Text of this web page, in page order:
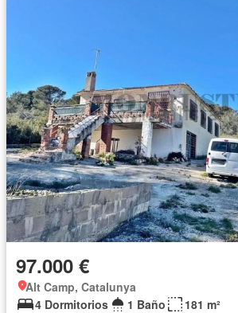
97.000 €
Alt Camp, Catalunya
4 Dormitorios
1 Baño
181 m²